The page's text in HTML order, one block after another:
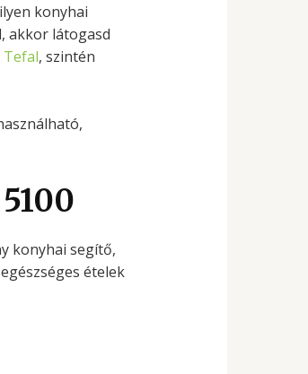
konyhai
akkor látogasd
Tefal, szintén
konyhai segítő,
ételek